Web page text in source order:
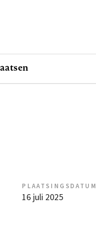
PLAATSINGSDATUM
16 juli 2025